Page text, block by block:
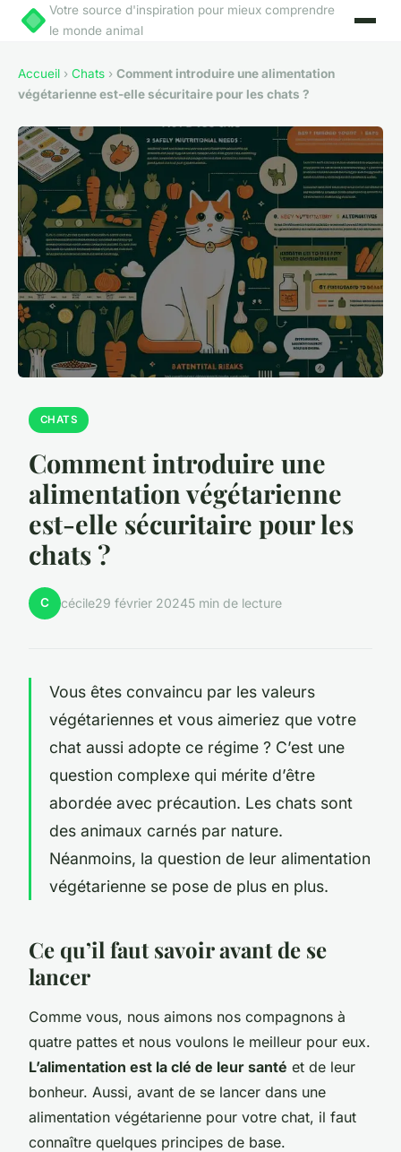
Votre source d'inspiration pour mieux comprendre
le monde animal
Accueil › Chats › Comment introduire une alimentation
végétarienne est-elle sécuritaire pour les chats ?
CHATS
Comment introduire une
alimentation végétarienne
est-elle sécuritaire pour les
chats ?
C cécile29 février 20245 min de lecture
Vous êtes convaincu par les valeurs
végétariennes et vous aimeriez que votre
chat aussi adopte ce régime ? C’est une
question complexe qui mérite d’être
abordée avec précaution. Les chats sont
des animaux carnés par nature.
Néanmoins, la question de leur alimentation
végétarienne se pose de plus en plus.
Ce qu’il faut savoir avant de se
lancer
Comme vous, nous aimons nos compagnons à
quatre pattes et nous voulons le meilleur pour eux.
L’alimentation est la clé de leur santé et de leur
bonheur. Aussi, avant de se lancer dans une
alimentation végétarienne pour votre chat, il faut
connaître quelques principes de base.